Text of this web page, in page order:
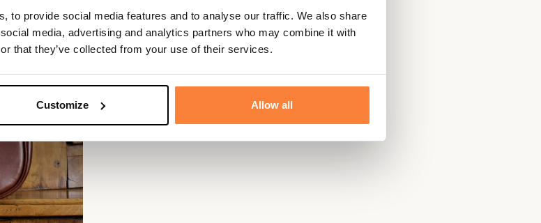
to provide social media features and to analyse our traffic. We also share
media, advertising and analytics partners who may combine it with
that they’ve collected from your use of their services.
Customize Allow all